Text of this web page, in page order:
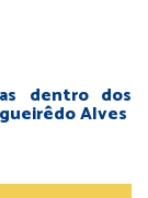
dentro dos
Alves